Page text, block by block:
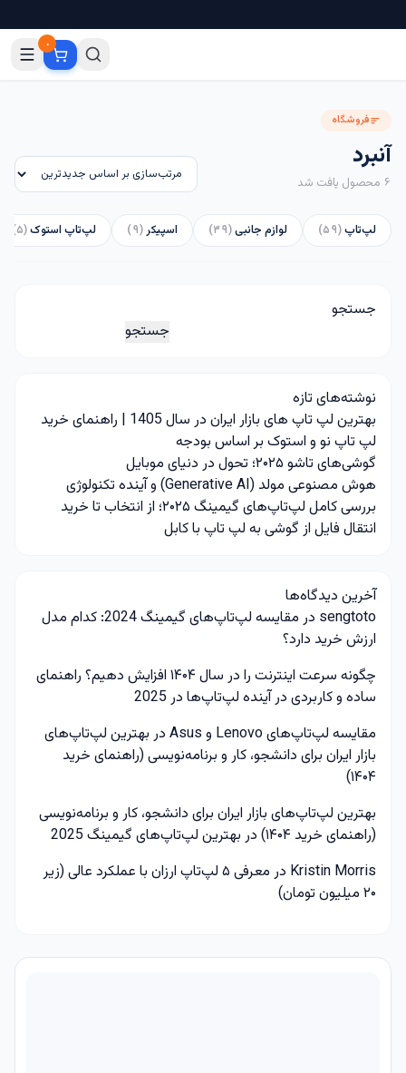
۰
فروشگاه
آنبرد
۶ محصول یافت شد
لپ‌تاپ(۵۹) لوازم جانبی(۳۹) اسپیکر(۹) لپ‌تاپ استوک(۵)
جستجو
جستجو
نوشته‌های تازه
بهترین لپ تاپ های بازار ایران در سال 1405 | راهنمای خرید
لپ تاپ نو و استوک بر اساس بودجه
گوشی‌های تاشو ۲۰۲۵؛ تحول در دنیای موبایل
هوش مصنوعی مولد (Generative AI) و آینده تکنولوژی
بررسی کامل لپ‌تاپ‌های گیمینگ ۲۰۲۵؛ از انتخاب تا خرید
انتقال فایل از گوشی به لپ تاپ با کابل
آخرین دیدگاه‌ها
sengtoto در
مقایسه لپ‌تاپ‌های گیمینگ 2024: کدام مدل
ارزش خرید دارد؟
چگونه سرعت اینترنت را در سال ۱۴۰۴ افزایش دهیم؟ راهنمای
ساده و کاربردی درآینده لپ‌تاپ‌ها در 2025
مقایسه لپ‌تاپ‌های Lenovo و Asus
در بهترین لپ‌تاپ‌های
بازار ایران برای دانشجو، کار و برنامه‌نویسی (راهنمای خرید
۱۴۰۴)
بهترین لپ‌تاپ‌های بازار ایران برای دانشجو، کار و برنامه‌نویسی
(راهنمای خرید ۱۴۰۴)
در بهترین لپ‌تاپ‌های گیمینگ 2025
Kristin Morris در
معرفی ۵ لپ‌تاپ ارزان با عملکرد عالی (زیر
۲۰ میلیون تومان)